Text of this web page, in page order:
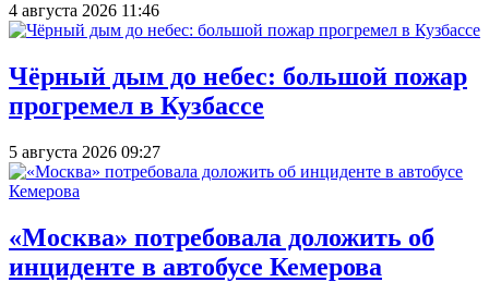
4 августа 2026 11:46
Чёрный дым до небес: большой пожар
прогремел в Кузбассе
5 августа 2026 09:27
«Москва» потребовала доложить об
инциденте в автобусе Кемерова